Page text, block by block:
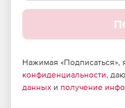
Нажимая «Подписаться»,
конфиденциальности,
данных и получение